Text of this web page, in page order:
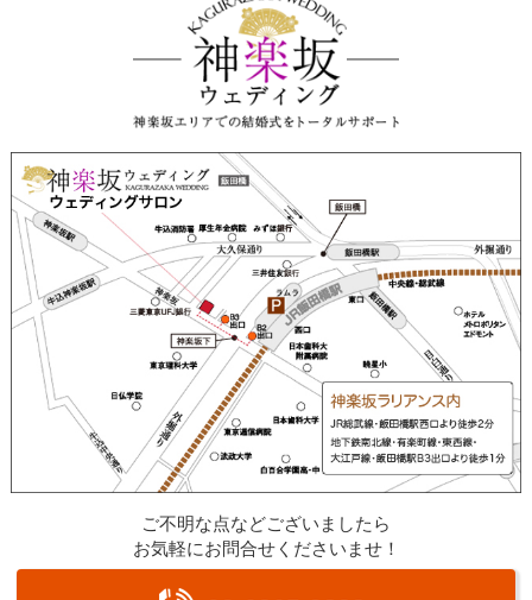
ご不明な点などございましたら
お気軽にお問合せくださいませ！